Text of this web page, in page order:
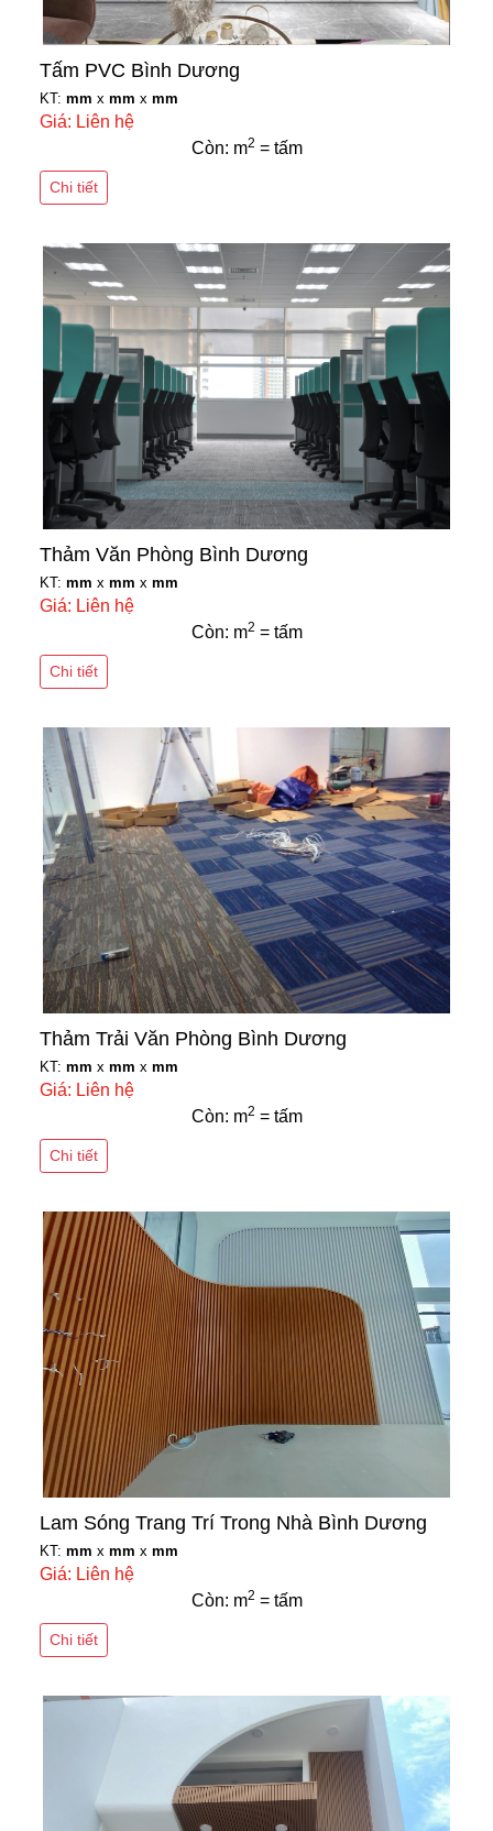
Tấm PVC Bình Dương
KT: mm x mm x mm
Giá: Liên hệ
Còn: m2 = tấm
Chi tiết
Thảm Văn Phòng Bình Dương
KT: mm x mm x mm
Giá: Liên hệ
Còn: m2 = tấm
Chi tiết
Thảm Trải Văn Phòng Bình Dương
KT: mm x mm x mm
Giá: Liên hệ
Còn: m2 = tấm
Chi tiết
Lam Sóng Trang Trí Trong Nhà Bình Dương
KT: mm x mm x mm
Giá: Liên hệ
Còn: m2 = tấm
Chi tiết